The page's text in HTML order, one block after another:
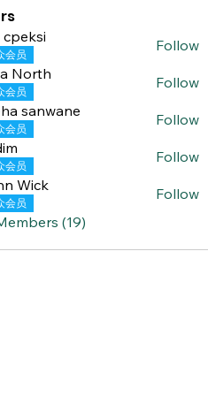
cpeksi
会员
Follow
North
会员
Follow
sanwane
会员
Follow
会员
Follow
Wick
会员
Follow
(19)